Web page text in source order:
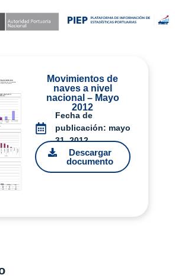
Movimientos de
naves a nivel
nacional – Mayo
2012
Fecha de
publicación: mayo
31, 2012
Descargar
documento